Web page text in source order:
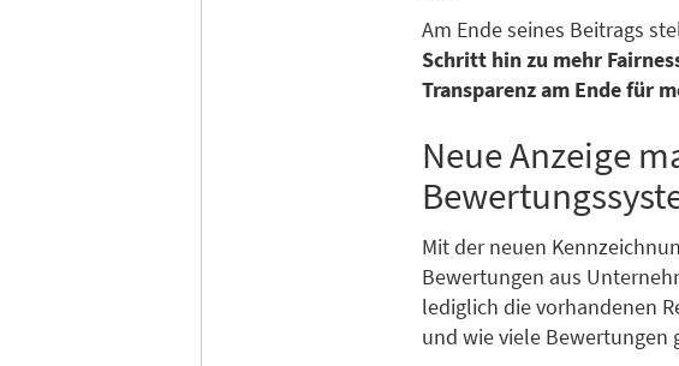
Am Ende seines Beitrags
Schritt hin zu mehr
Transparenz am Ende für
Neue Anzeige
Mit der neuen
Bewertungen aus
lediglich die vorhandenen
und wie viele Bewertungen